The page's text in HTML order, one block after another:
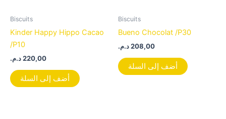
Biscuits
Kinder Happy Hippo Cacao
/P10
220,00د.م.
أضف إلى السلة
Biscuits
Bueno Chocolat /P30
208,00د.م.
أضف إلى السلة